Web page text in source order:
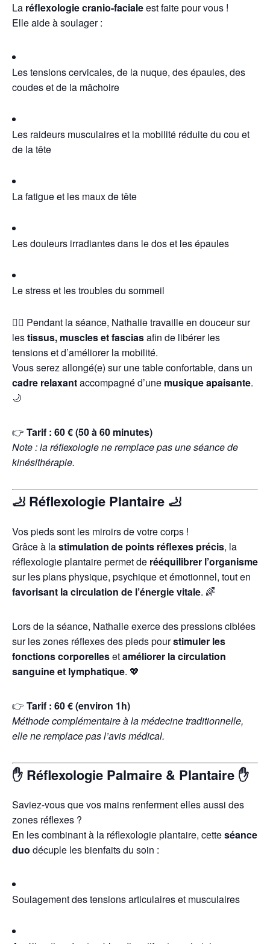
La réflexologie cranio-facialeest faite pour vous !
Elle aide à soulager :
Les tensions cervicales, de la nuque, des épaules, des
coudes et de la mâchoire
Les raideurs musculaires et la mobilité réduite du cou et
de la tête
La fatigue et les maux de tête
Les douleurs irradiantes dans le dos et les épaules
Le stress et les troubles du sommeil
💆‍♂️ Pendant la séance, Nathalie travaille en douceur sur
lestissus, muscles et fasciasafin de libérer les
tensions et d’améliorer la mobilité.
Vous serez allongé(e) sur une table confortable, dans un
cadre relaxantaccompagné d’une musique apaisante.
🌙
👉 Tarif : 60 € (50 à 60 minutes)
Note : la réflexologie ne remplace pas une séance de
kinésithérapie.
🦶 Réflexologie Plantaire 🦶
Vos pieds sont les miroirs de votre corps !
Grâce à lastimulation de points réflexes précis, la
réflexologie plantaire permet de rééquilibrer l’organisme
sur les plans physique, psychique et émotionnel, tout en
favorisant la circulation de l’énergie vitale. 🌈
Lors de la séance, Nathalie exerce des pressions ciblées
sur les zones réflexes des pieds pourstimuler les
fonctions corporellesetaméliorer la circulation
sanguine et lymphatique. 💖
👉 Tarif : 60 € (environ 1h)
Méthode complémentaire à la médecine traditionnelle,
elle ne remplace pas l’avis médical.
✋ Réflexologie Palmaire & Plantaire ✋
Saviez-vous que vos mains renferment elles aussi des
zones réflexes ?
En les combinant à la réflexologie plantaire, cetteséance
duo décuple les bienfaits du soin :
Soulagement des tensions articulaires et musculaires